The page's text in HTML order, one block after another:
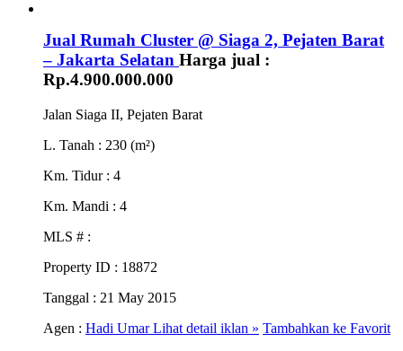
Jual Rumah Cluster @ Siaga 2, Pejaten Barat
– Jakarta Selatan Harga jual :
Rp.4.900.000.000
Jalan Siaga II, Pejaten Barat
L. Tanah : 230 (m²)
Km. Tidur : 4
Km. Mandi : 4
MLS # :
Property ID : 18872
Tanggal : 21 May 2015
Agen : Hadi UmarLihat detail iklan » Tambahkan ke Favorit